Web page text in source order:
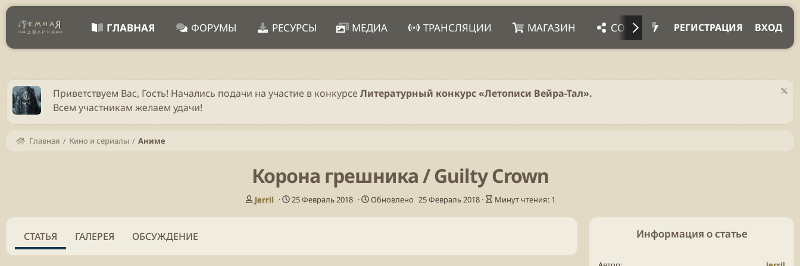
ГЛАВНАЯ ФОРУМЫ РЕСУРСЫ МЕДИА ТРАНСЛЯЦИИ МАГАЗИН СОЦ. СЕТИ ПРОЧЕЕ ВХОД
РЕГИСТРАЦИЯ
Приветствуем Вас, Гость! Начались подачи на участие в конкурсе Литературный конкурс «Летописи Вейра-Тал».
Всем участникам желаем удачи!
Главная Кино и сериалы Аниме
Корона грешника / Guilty Crown
А
Jerril
Д
у
25 Февраль 2018 Обновлено 25 Февраль 2018
В
ч
Минут чтения: 1
СТАТЬЯ ГАЛЕРЕЯ ОБСУЖДЕНИЕ Информация о статье